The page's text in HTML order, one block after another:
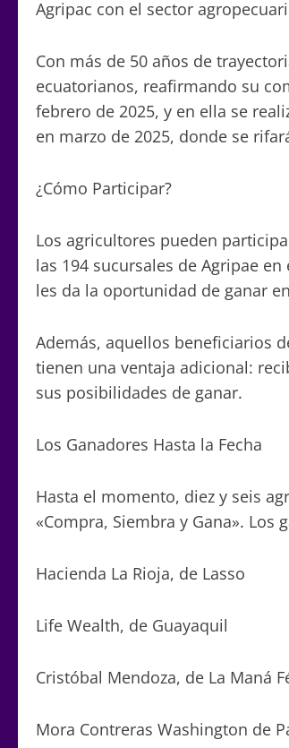
Agripac con el sector
Con más de 50 años de
ecuatorianos, reafirmando su
febrero de 2025, y en ella se
en marzo de 2025, donde se
¿Cómo Participar?
Los agricultores pueden
las 194 sucursales de Agripae
les da la oportunidad de ganar
Además, aquellos beneficiarios
tienen una ventaja adicional:
sus posibilidades de ganar.
Los Ganadores Hasta la Fecha
Hasta el momento, diez y seis
«Compra, Siembra y Gana». Los
Hacienda La Rioja, de Lasso
Life Wealth, de Guayaquil
Cristóbal Mendoza, de La Maná
Mora Contreras Washington de